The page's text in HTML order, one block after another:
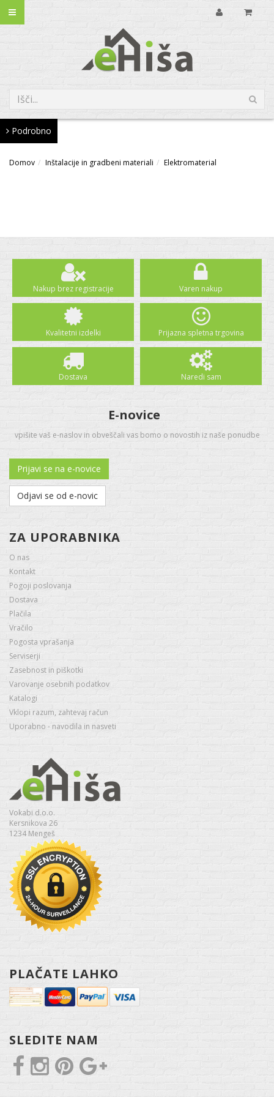
Podrobno
Domov Inštalacije in gradbeni materiali Elektromaterial
Nakup brez registracije Varen nakup
Kvalitetni izdelki Prijazna spletna trgovina
Dostava Naredi sam
E-novice
vpišite vaš e-naslov in obveščali vas bomo o novostih iz naše ponudbe
Prijavi se na e-novice
Odjavi se od e-novic
ZA UPORABNIKA
O nas
Kontakt
Pogoji poslovanja
Dostava
Plačila
Vračilo
Pogosta vprašanja
Serviserji
Zasebnost in piškotki
Varovanje osebnih podatkov
Katalogi
Vklopi razum, zahtevaj račun
Uporabno - navodila in nasveti
Vokabi d.o.o.
Kersnikova 26
1234 Mengeš
PLAČATE LAHKO
SLEDITE NAM